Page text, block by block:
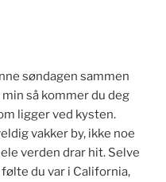
søndagen sammen
så kommer du deg
ligger ved kysten.
vakker by, ikke noe
verden drar hit. Selve
du var i California,